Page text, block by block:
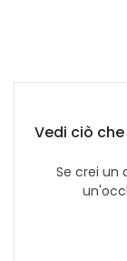
Vedi ciò
Se crei un